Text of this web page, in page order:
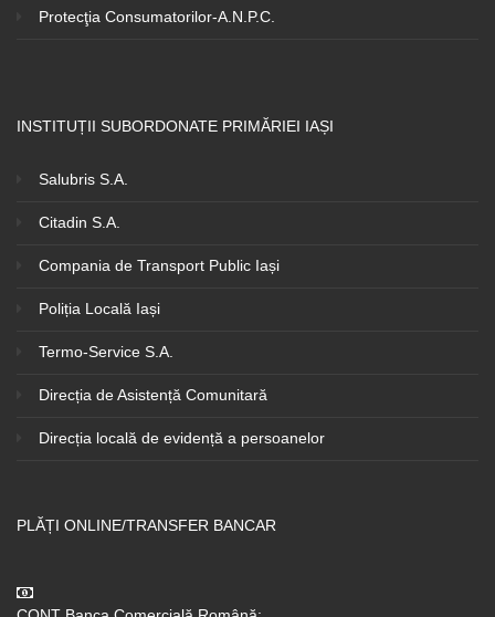
Protecţia Consumatorilor-A.N.P.C.
INSTITUȚII SUBORDONATE PRIMĂRIEI IAȘI
Salubris S.A.
Citadin S.A.
Compania de Transport Public Iași
Poliția Locală Iași
Termo-Service S.A.
Direcția de Asistență Comunitară
Direcția locală de evidență a persoanelor
PLĂȚI ONLINE/TRANSFER BANCAR